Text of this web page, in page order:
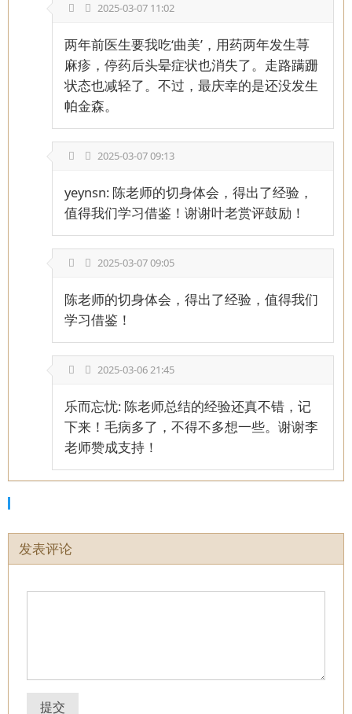
2025-03-07 11:02
两年前医生要我吃‘曲美’，用药两年发生荨
麻疹，停药后头晕症状也消失了。走路蹒跚
状态也减轻了。不过，最庆幸的是还没发生
帕金森。
2025-03-07 09:13
yeynsn: 陈老师的切身体会，得出了经验，
值得我们学习借鉴！谢谢叶老赏评鼓励！
2025-03-07 09:05
陈老师的切身体会，得出了经验，值得我们
学习借鉴！
2025-03-06 21:45
乐而忘忧: 陈老师总结的经验还真不错，记
下来！毛病多了，不得不多想一些。谢谢李
老师赞成支持！
发表评论
提交